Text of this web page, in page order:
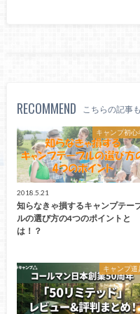
RECOMMEND こちらの記事
キャンプ初心
2018.5.21
知らなきゃ損するキャンプテー
ルの選び方の4つのポイントと
は！？
キャンプ道